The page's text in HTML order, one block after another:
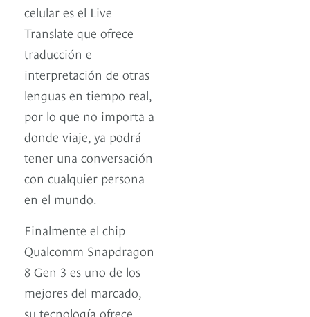
celular es el Live
Translate que ofrece
traducción e
interpretación de otras
lenguas en tiempo real,
por lo que no importa a
donde viaje, ya podrá
tener una conversación
con cualquier persona
en el mundo.
Finalmente el chip
Qualcomm Snapdragon
8 Gen 3 es uno de los
mejores del marcado,
su tecnología ofrece